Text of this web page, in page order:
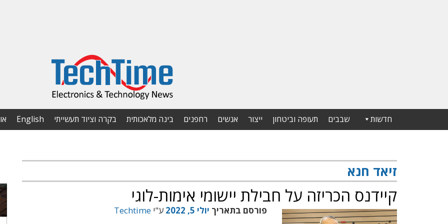
חדשות שבבים תעופה וביטחון ייצור אנשים רחפנים בינה מלאכותית בקרה וציוד תעשייתי English
זיאד חנא
קיידנס הכריזה על חבילת יישומי אימות-לוגי
פורסם בתאריך יולי 5, 2022 ע"י Techtime